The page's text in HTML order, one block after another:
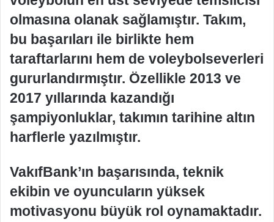
olmasına olanak sağlamıştır. Takım,
bu başarıları ile birlikte hem
taraftarlarını hem de voleybolseverleri
gururlandırmıştır. Özellikle 2013 ve
2017 yıllarında kazandığı
şampiyonluklar, takımın tarihine altın
harflerle yazılmıştır.
VakıfBank’ın başarısında, teknik
ekibin ve oyuncuların yüksek
motivasyonu büyük rol oynamaktadır.